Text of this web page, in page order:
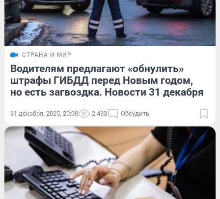
СТРАНА И МИР
Водителям предлагают «обнулить»
штрафы ГИБДД перед Новым годом,
но есть загвоздка. Новости 31 декабря
31 декабря, 2025, 20:00 2 433 Обсудить